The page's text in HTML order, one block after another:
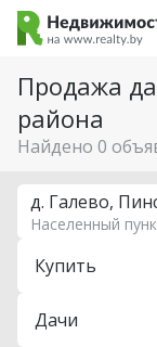
Продажа
района
Найдено 0
Купить
Дачи
д. Галево,
Населенный